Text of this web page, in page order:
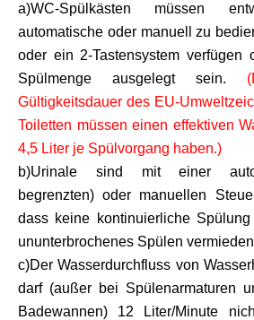
a)WC-Spülkästen müssen
automatische oder manuell zu
oder ein 2-Tastensystem verfügen
Spülmenge ausgelegt sein.
Gültigkeitsdauer des EU-
Toiletten müssen einen effektiven
4,5 Liter je Spülvorgang haben.)
b)Urinale sind mit einer
begrenzten) oder manuellen
dass keine kontinuierliche
ununterbrochenes Spülen
c)Der Wasserdurchfluss von
darf (außer bei Spülenarmaturen
Badewannen) 12 Liter/Minute